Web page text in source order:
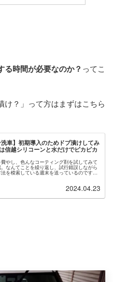
る時間が必要なのか？ ってこ
け？」って方はまずはこちら
洗車】初期導入のためドブ漬けしてみ
信越シリコーンと水だけでピカピカ
やし、色んなコーティング剤を試してみて
なんてことを繰り返し、試行錯誤しながら
を模索している週末を送っているのです
2024.04.23